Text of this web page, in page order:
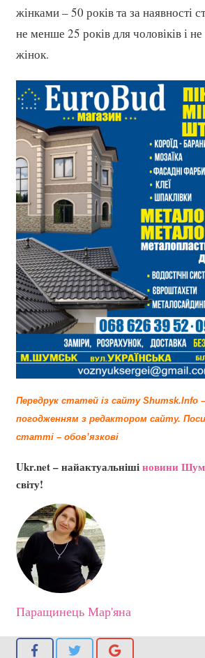
жінками – 50 років та за наявності
не менше 25 років для чоловіків і
жінок.
Передрук статей із сайту Shumsk.Info
погодженням з редактором сайту.
статті – обов’язкові
Ukr.net – найактуальнішіновини
світу!
Паращинець Мар'яна